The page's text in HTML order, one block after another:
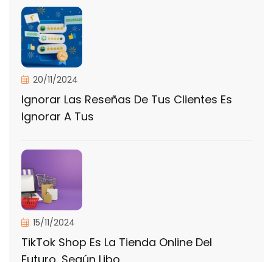
20/11/2024
Ignorar Las Reseñas De Tus Clientes Es
Ignorar A Tus
15/11/2024
TikTok Shop Es La Tienda Online Del